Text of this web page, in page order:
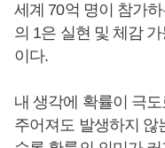
세계 70억 명이 참가
의 1은 실현 및 체감
이다.
내 생각에 확률이 극
주어져도 발생하지 않